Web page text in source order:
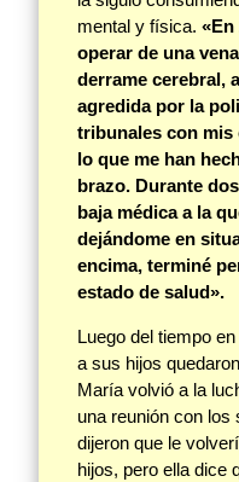
mental y física. «En
operar de una
derrame cerebral,
agredida por la
tribunales con mis
lo que me han
brazo. Durante
baja médica a la
dejándome en
encima, terminé
estado de salud».
Luego del tiempo
a sus hijos
María volvió a la
una reunión con
dijeron que le
hijos, pero ella dice